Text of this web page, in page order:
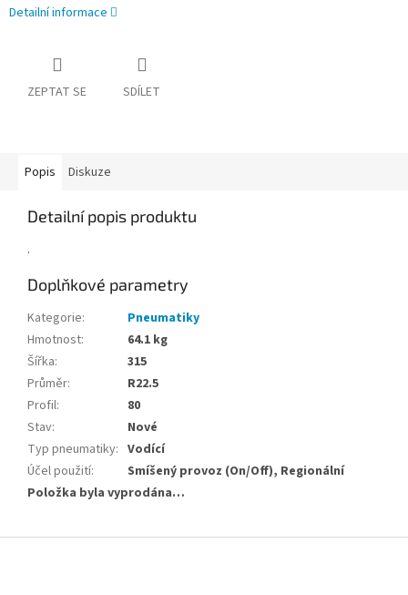
Detailní informace
ZEPTAT SE SDÍLET
Popis Diskuze
Detailní popis produktu
.
Doplňkové parametry
Kategorie:
Pneumatiky
Hmotnost:
64.1 kg
Šířka:
315
Průměr:
R22.5
Profil:
80
Stav:
Nové
Typ pneumatiky: Vodící
Účel použití:
Smíšený provoz (On/Off), Regionální
Položka byla vyprodána…